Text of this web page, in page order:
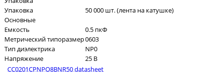
Упаковка
50 000 шт. (лента на катушке)
Основные
Емкость
0.5 пкФ
Метрический типоразмер0603
Тип диэлектрика
NP0
Напряжение
25 В
CC0201CPNPO8BNR50 datasheet